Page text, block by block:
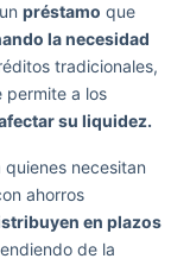
préstamo que
la necesidad
tradicionales,
permite a los
su liquidez.
necesitan
ahorros
en plazos
de la